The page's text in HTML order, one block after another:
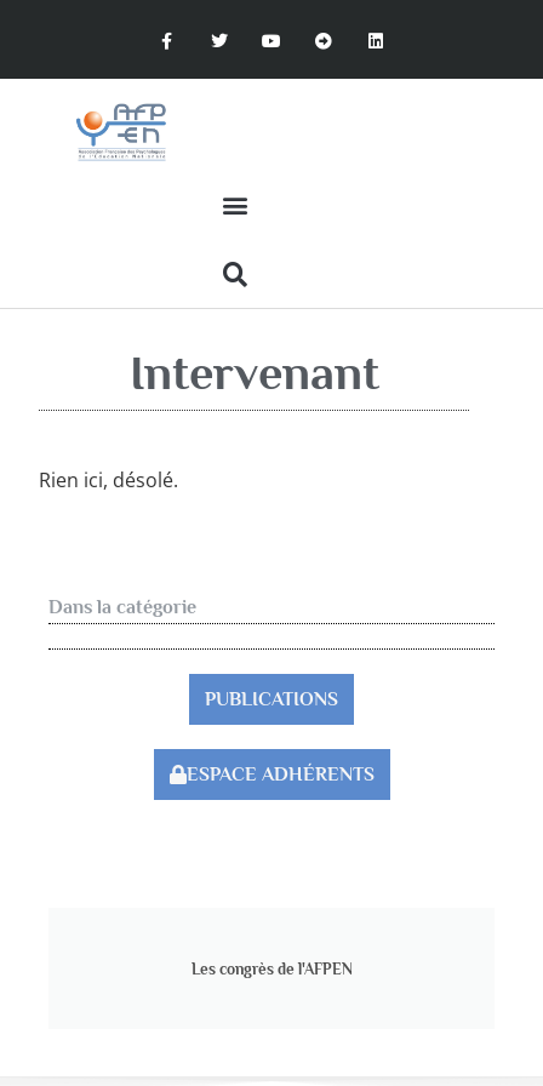
Intervenant
Rien ici, désolé.
Dans la catégorie
PUBLICATIONS
ESPACE ADHÉRENTS
Les congrès de l'AFPEN